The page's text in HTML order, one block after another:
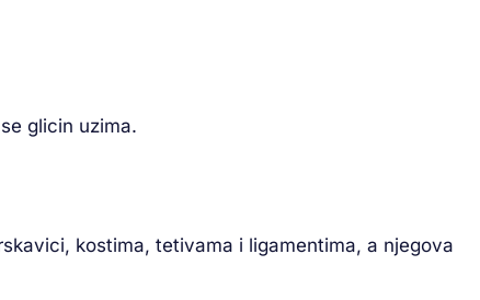
glicin uzima.
kostima, tetivama i ligamentima, a njegova